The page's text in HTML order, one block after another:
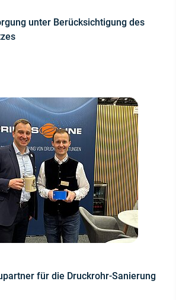
unter Berücksichtigung des
für die Druckrohr-Sanierung